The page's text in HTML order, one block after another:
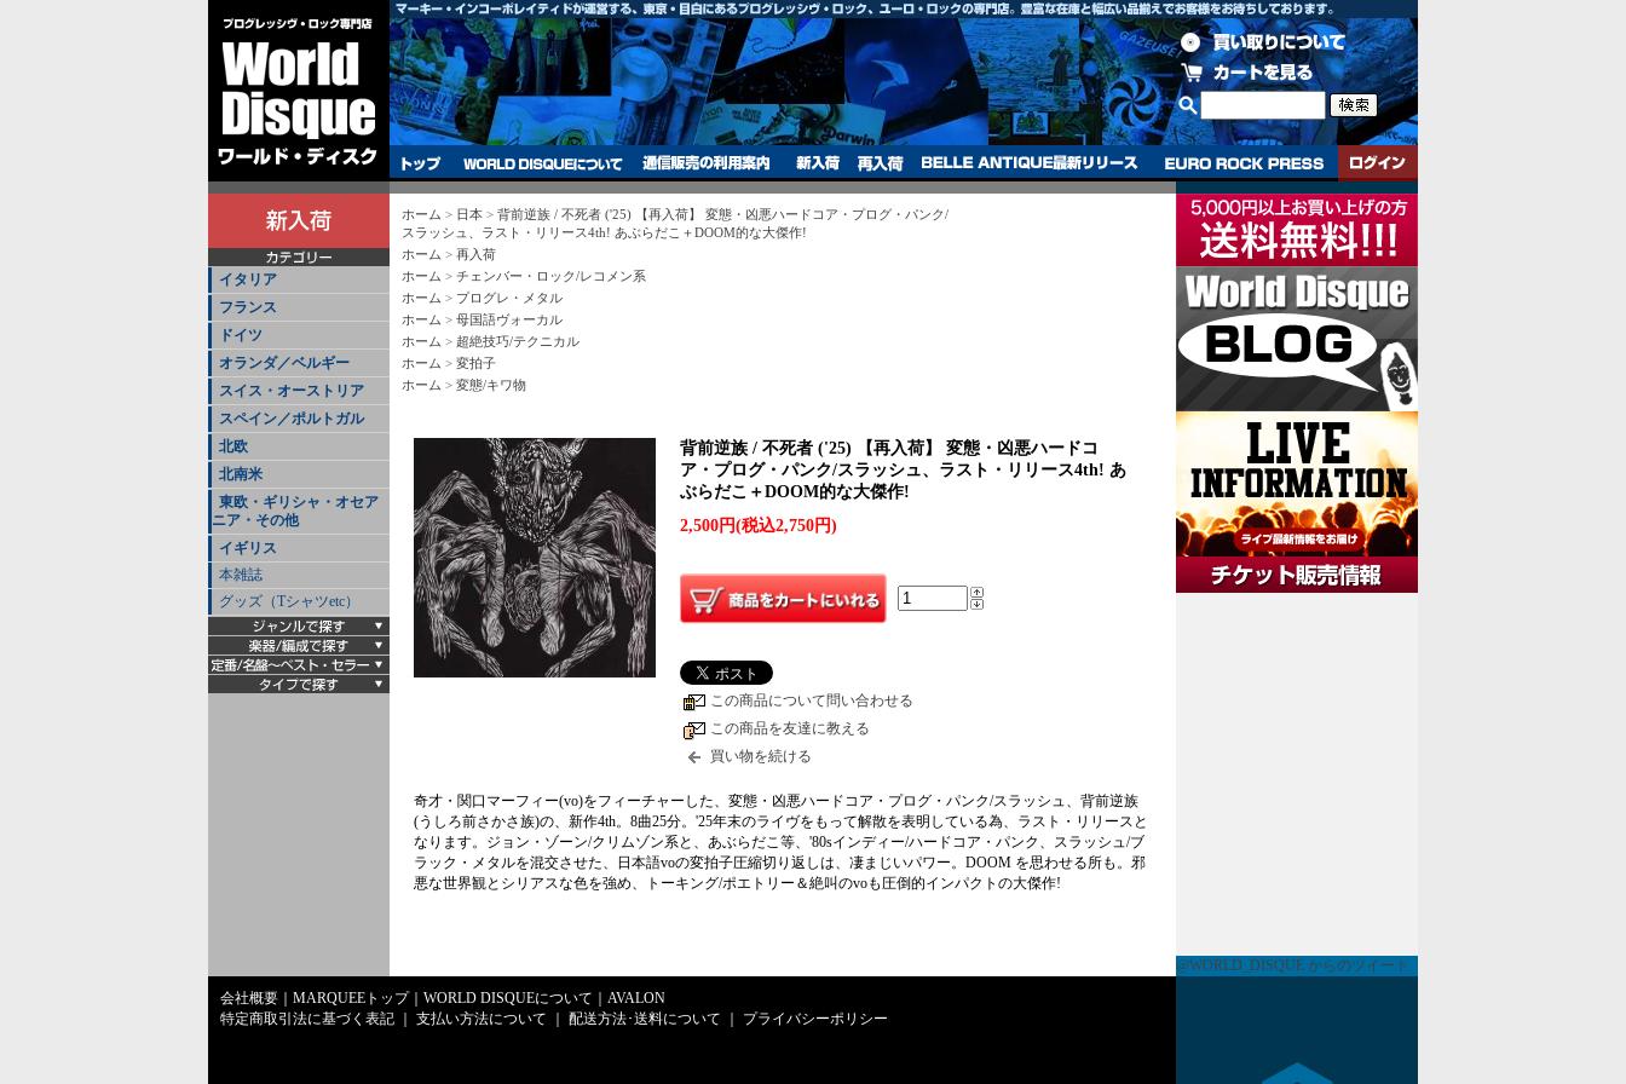
イタリア
フランス
ドイツ
オランダ／ベルギー
スイス・オーストリア
スペイン／ポルトガル
北欧
北南米
東欧・ギリシャ・オセア
ニア・その他
イギリス
本雑誌
グッズ（Tシャツetc）
ホーム > 日本 > 背前逆族 / 不死者 ('25) 【再入荷】 変態・凶悪ハードコア・プログ・パンク/
スラッシュ、ラスト・リリース4th! あぶらだこ＋DOOM的な大傑作!
ホーム > 再入荷
ホーム > チェンバー・ロック/レコメン系
ホーム > プログレ・メタル
ホーム > 母国語ヴォーカル
ホーム > 超絶技巧/テクニカル
ホーム > 変拍子
ホーム > 変態/キワ物
背前逆族 / 不死者 ('25) 【再入荷】 変態・凶悪ハードコ
ア・プログ・パンク/スラッシュ、ラスト・リリース4th! あ
ぶらだこ＋DOOM的な大傑作!
2,500円(税込2,750円)
この商品について問い合わせる
この商品を友達に教える
買い物を続ける
奇才・関口マーフィー(vo)をフィーチャーした、変態・凶悪ハードコア・プログ・パンク/スラッシュ、背前逆族
(うしろ前さかさ族)の、新作4th。8曲25分。'25年末のライヴをもって解散を表明している為、ラスト・リリースと
なります。ジョン・ゾーン/クリムゾン系と、あぶらだこ等、'80sインディー/ハードコア・パンク、スラッシュ/ブ
ラック・メタルを混交させた、日本語voの変拍子圧縮切り返しは、凄まじいパワー。DOOM を思わせる所も。邪
悪な世界観とシリアスな色を強め、トーキング/ポエトリー＆絶叫のvoも圧倒的インパクトの大傑作!
@WORLD_DISQUE からのツイート
会社概要
MARQUEEトップ｜ WORLD DISQUEについて
AVALON
特定商取引法に基づく表記
支払い方法について 配送方法･送料について プライバシーポリシー